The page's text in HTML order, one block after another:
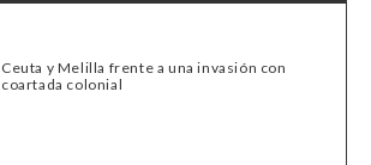
Ceuta y Melilla frente a una invasión con
coartada colonial